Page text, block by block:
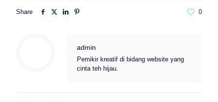
Share 0
admin
Pemikir kreatif di bidang website yang
cinta teh hijau.